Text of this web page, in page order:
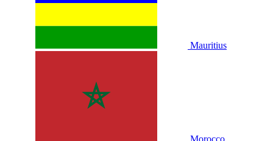
Mauritius
Morocco